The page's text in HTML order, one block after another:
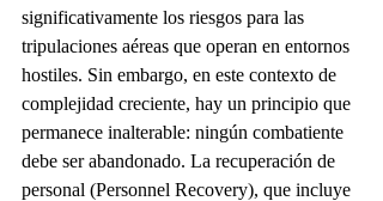
significativamente los riesgos para las
tripulaciones aéreas que operan en entornos
hostiles. Sin embargo, en este contexto de
complejidad creciente, hay un principio que
permanece inalterable: ningún combatiente
debe ser abandonado. La recuperación de
personal (Personnel Recovery), que incluye